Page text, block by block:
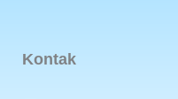
Kontak